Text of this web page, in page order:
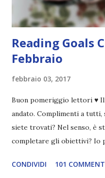
Reading Goals
Febbraio
febbraio 03, 2017
Buon pomeriggio lettori ♥ Il
andato. Complimenti a
siete trovati? Nel senso, è
completare gli obiettivi? Io
Ad ogni modo ne ho
CONDIVIDI 101